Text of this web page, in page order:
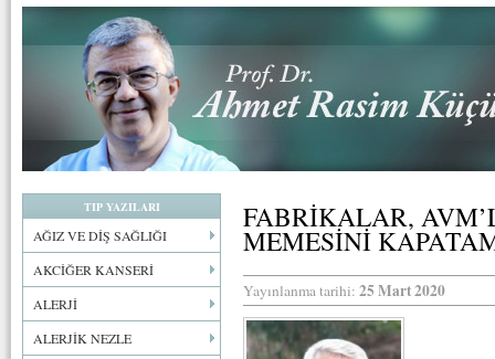
TIP YAZILARI
AĞIZ VE DİŞ SAĞLIĞI
AKCİĞER KANSERİ
ALERJİ
ALERJİK NEZLE
FABRİKALAR,
MEMESİNİ
Yayınlanma tarihi: 25 Mart 2020